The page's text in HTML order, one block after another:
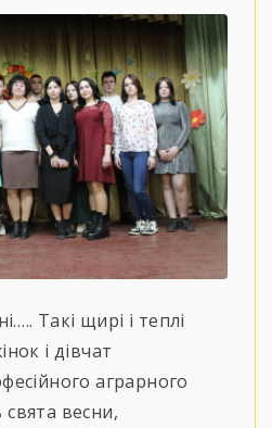
Такі щирі і теплі
і дівчат
аграрного
весни,